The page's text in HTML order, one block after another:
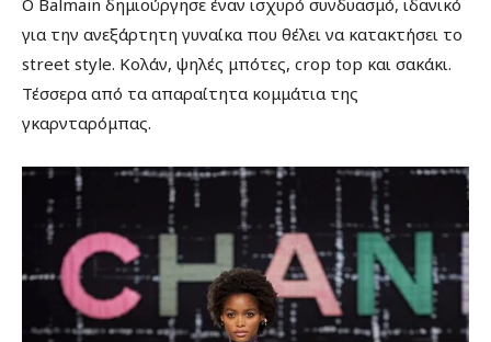
για την ανεξάρτητη γυναίκα που θέλει να κατακτήσει το
street style. Κολάν, ψηλές μπότες, crop top και σακάκι.
Τέσσερα από τα απαραίτητα κομμάτια της
γκαρνταρόμπας.